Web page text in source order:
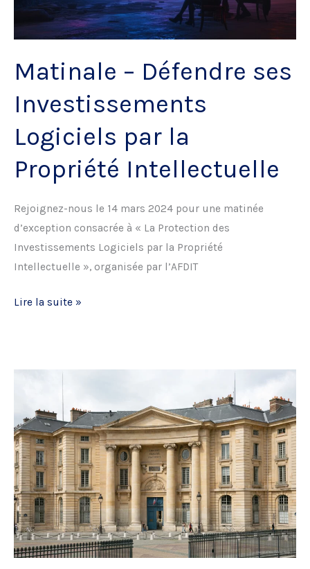
Matinale – Défendre ses
Investissements
Logiciels par la
Propriété Intellectuelle
Rejoignez-nous le 14 mars 2024 pour une matinée
d’exception consacrée à « La Protection des
Investissements Logiciels par la Propriété
Intellectuelle », organisée par l’AFDIT
Matinale
par
la
Propriété
Intellectuelle
Lire la suite »